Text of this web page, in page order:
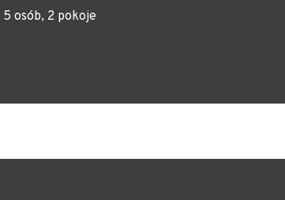
| 5 osób, 2 pokoje